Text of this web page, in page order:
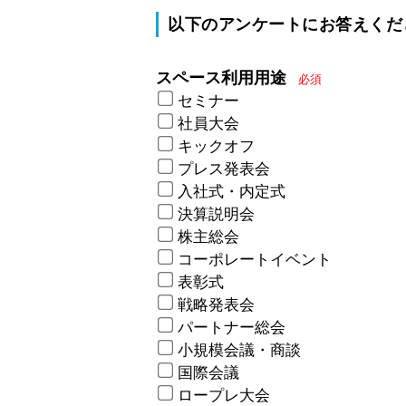
以下のアンケートにお答えく
スペース利用用途 必須
セミナー
社員大会
キックオフ
プレス発表会
入社式・内定式
決算説明会
株主総会
コーポレートイベント
表彰式
戦略発表会
パートナー総会
小規模会議・商談
国際会議
ロープレ大会